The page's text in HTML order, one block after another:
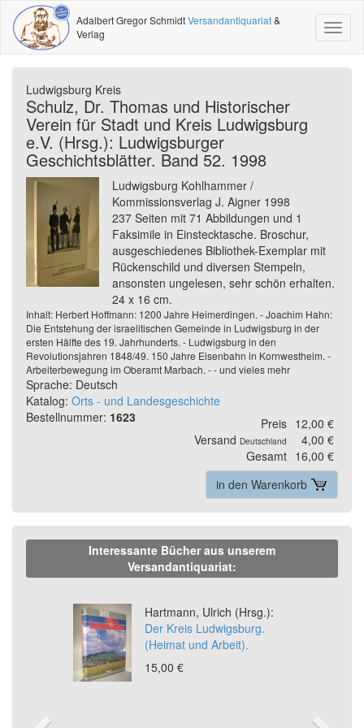
Adalbert Gregor SchmidtVersandantiquariat&
Verlag
Ludwigsburg Kreis
Schulz, Dr. Thomas und Historischer
Verein für Stadt und Kreis Ludwigsburg
e.V. (Hrsg.): Ludwigsburger
Geschichtsblätter. Band 52. 1998
Ludwigsburg Kohlhammer /
Kommissionsverlag J. Aigner 1998
237 Seiten mit 71 Abbildungen und 1
Faksimile in Einstecktasche. Broschur,
ausgeschiedenes Bibliothek-Exemplar mit
Rückenschild und diversen Stempeln,
ansonsten ungelesen, sehr schön erhalten.
24 x 16 cm.
Inhalt: Herbert Hoffmann: 1200 Jahre Heimerdingen. - Joachim Hahn:
Die Entstehung der israelitischen Gemeinde in Ludwigsburg in der
ersten Hälfte des 19. Jahrhunderts. - Ludwigsburg in den
Revolutionsjahren 1848/49. 150 Jahre Eisenbahn in Kornwestheim. -
Arbeiterbewegung im Oberamt Marbach. - - und vieles mehr
Sprache: Deutsch
Katalog: Orts - und Landesgeschichte
Bestellnummer: 1623 Preis 12,00 €
Versand Deutschland
4,00 €
Gesamt 16,00 €
in den Warenkorb
Interessante Bücher aus unserem
Versandantiquariat:
Hartmann, Ulrich (Hrsg.):
Der Kreis Ludwigsburg.
(Heimat und Arbeit).
15,00 €
Previous